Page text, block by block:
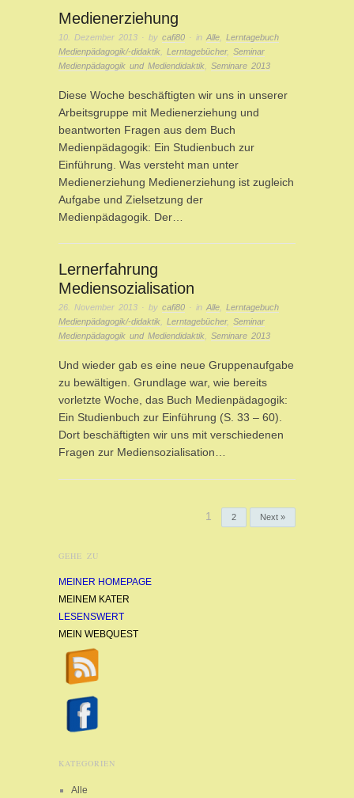
Medienerziehung
10. Dezember 2013 · by cafi80 · in Alle
Lerntagebuch
Medienpädagogik/-didaktik
Lerntagebücher, Seminar
Medienpädagogik und Mediendidaktik
Seminare 2013
Diese Woche beschäftigten wir uns in unserer
Arbeitsgruppe mit Medienerziehung und
beantworten Fragen aus dem Buch
Medienpädagogik: Ein Studienbuch zur
Einführung. Was versteht man unter
Medienerziehung Medienerziehung ist zugleich
Aufgabe und Zielsetzung der
Medienpädagogik. Der…
Lernerfahrung
Mediensozialisation
26. November 2013 · by cafi80 · in Alle, Lerntagebuch
Medienpädagogik/-didaktik, Lerntagebücher, Seminar
Medienpädagogik und Mediendidaktik, Seminare 2013
Und wieder gab es eine neue Gruppenaufgabe
zu bewältigen. Grundlage war, wie bereits
vorletzte Woche, das Buch Medienpädagogik:
Ein Studienbuch zur Einführung (S. 33 – 60).
Dort beschäftigten wir uns mit verschiedenen
Fragen zur Mediensozialisation…
1 2 Next »
GEHE ZU
MEINER HOMEPAGE
MEINEM KATER
LESENSWERT
MEIN WEBQUEST
KATEGORIEN
Alle